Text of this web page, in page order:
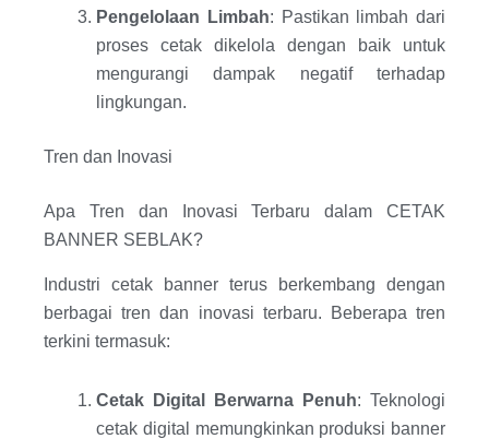
Pengelolaan Limbah: Pastikan limbah dari
proses cetak dikelola dengan baik untuk
mengurangi dampak negatif terhadap
lingkungan.
Tren dan Inovasi
Apa Tren dan Inovasi Terbaru dalam CETAK
BANNER SEBLAK?
Industri cetak banner terus berkembang dengan
berbagai tren dan inovasi terbaru. Beberapa tren
terkini termasuk:
Cetak Digital Berwarna Penuh: Teknologi
cetak digital memungkinkan produksi banner